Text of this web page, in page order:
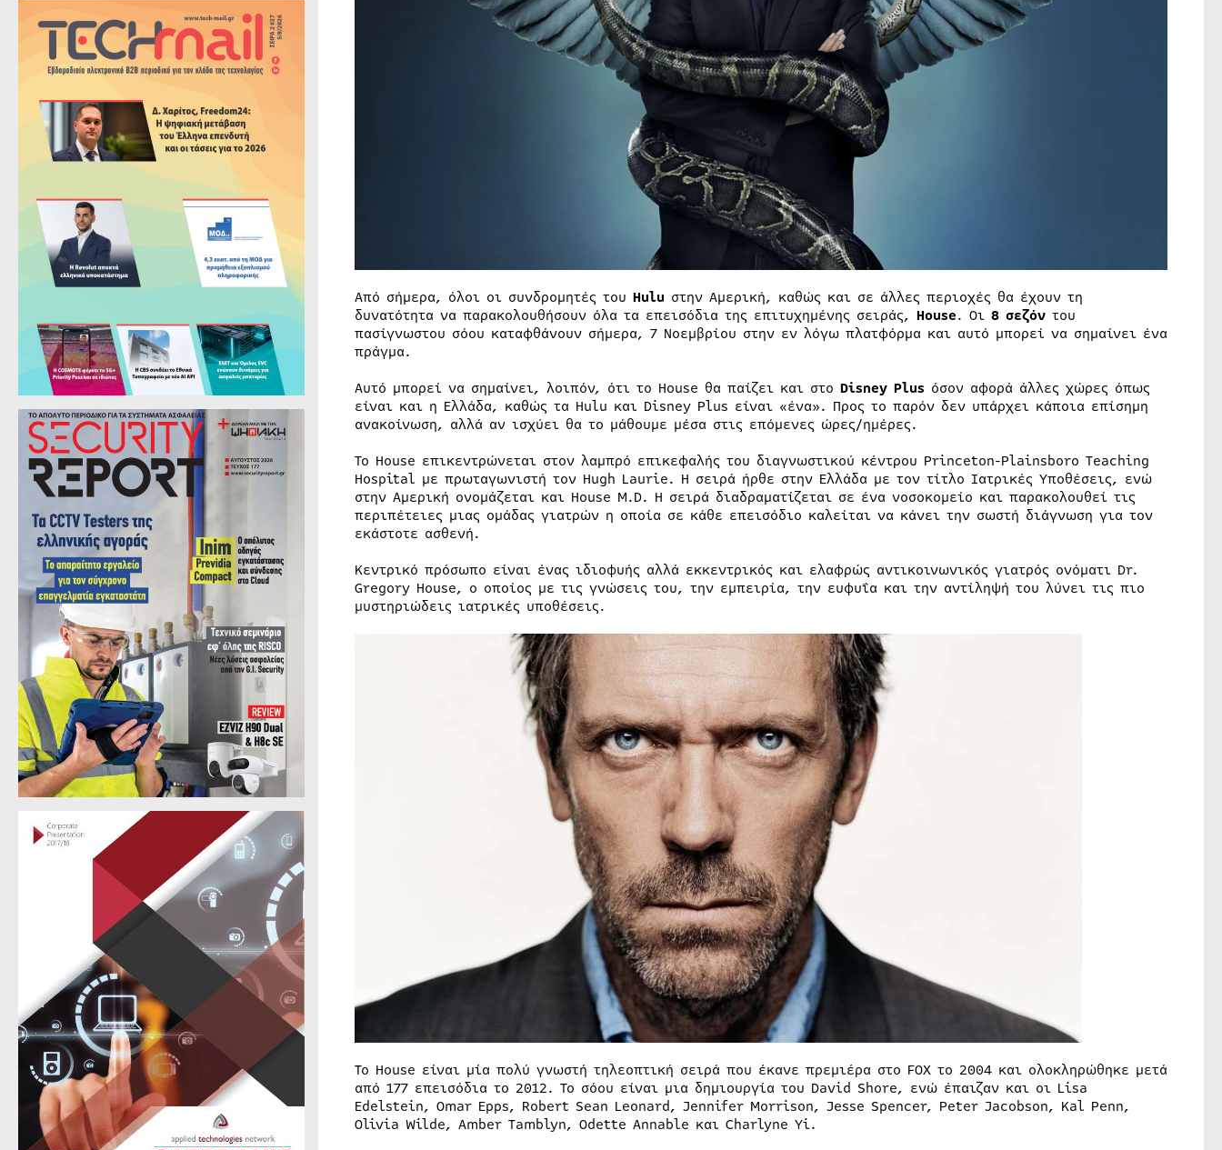
Από σήμερα, όλοι οι συνδρομητές του Hulu στην Αμερική, καθώς και σε άλλες περιοχές θα έχουν τη
δυνατότητα να παρακολουθήσουν όλα τα επεισόδια της επιτυχημένης σειράς, House. Οι 8 σεζόντου
πασίγνωστου σόου καταφθάνουν σήμερα, 7 Νοεμβρίου στην εν λόγω πλατφόρμα και αυτό μπορεί να σημαίνει ένα
πράγμα.
Αυτό μπορεί να σημαίνει, λοιπόν, ότι το House θα παίζει και στο Disney Plus όσον αφορά άλλες χώρες όπως
είναι και η Ελλάδα, καθώς τα Hulu και Disney Plus είναι «ένα». Προς το παρόν δεν υπάρχει κάποια επίσημη
ανακοίνωση, αλλά αν ισχύει θα το μάθουμε μέσα στις επόμενες ώρες/ημέρες.
Το House επικεντρώνεται στον λαμπρό επικεφαλής του διαγνωστικού κέντρου Princeton-Plainsboro Teaching
Hospital με πρωταγωνιστή τον Hugh Laurie. Η σειρά ήρθε στην Ελλάδα με τον τίτλο Ιατρικές Υποθέσεις, ενώ
στην Αμερική ονομάζεται και House M.D. Η σειρά διαδραματίζεται σε ένα νοσοκομείο και παρακολουθεί τις
περιπέτειες μιας ομάδας γιατρών η οποία σε κάθε επεισόδιο καλείται να κάνει την σωστή διάγνωση για τον
εκάστοτε ασθενή.
Κεντρικό πρόσωπο είναι ένας ιδιοφυής αλλά εκκεντρικός και ελαφρώς αντικοινωνικός γιατρός ονόματι Dr.
Gregory House, ο οποίος με τις γνώσεις του, την εμπειρία, την ευφυΐα και την αντίληψή του λύνει τις πιο
μυστηριώδεις ιατρικές υποθέσεις.
Το House είναι μία πολύ γνωστή τηλεοπτική σειρά που έκανε πρεμιέρα στο FOX το 2004 και ολοκληρώθηκε μετά
από 177 επεισόδια το 2012. Το σόου είναι μια δημιουργία του David Shore, ενώ έπαιζαν και οι Lisa
Edelstein, Omar Epps, Robert Sean Leonard, Jennifer Morrison, Jesse Spencer, Peter Jacobson, Kal Penn,
Olivia Wilde, Amber Tamblyn, Odette Annable και Charlyne Yi.